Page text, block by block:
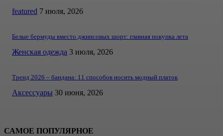
featured 7 июля, 2026
Белые бермуды вместо джинсовых шорт: главная покупка лета
Женская одежда 3 июля, 2026
Тренд 2026 – бандана: 11 способов носить модный платок
Аксессуары 30 июня, 2026
САМОЕ ПОПУЛЯРНОЕ